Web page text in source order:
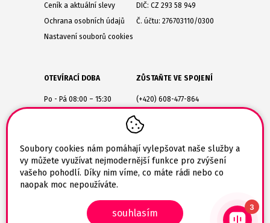
Soubory cookies nám pomáhají vylepšovat naše služby a
vy můžete využívat nejmodernější funkce pro zvýšení
vašeho pohodlí. Díky nim víme, co máte rádi nebo co
naopak moc nepoužíváte.
souhlasím
Ceník a aktuální slevy
Ochrana osobních údajů
Nastavení souborů cookies
DIČ: CZ 293 58 949
Č. účtu: 276703110/0300
OTEVÍRACÍ DOBA
Po - Pá 08:00 – 15:30
Jaroměřice nad Rokytnou
675 51
ZŮSTAŇTE VE SPOJENÍ
(+420) 608-477-864
© 2026 Tiskarik.cz
3